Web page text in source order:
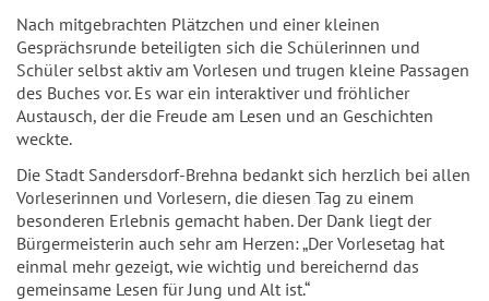
Nach mitgebrachten Plätzchen und einer kleinen
Gesprächsrunde beteiligten sich die Schülerinnen und
Schüler selbst aktiv am Vorlesen und trugen kleine Passagen
des Buches vor. Es war ein interaktiver und fröhlicher
Austausch, der die Freude am Lesen und an Geschichten
weckte.
Die Stadt Sandersdorf-Brehna bedankt sich herzlich bei allen
Vorleserinnen und Vorlesern, die diesen Tag zu einem
besonderen Erlebnis gemacht haben. Der Dank liegt der
Bürgermeisterin auch sehr am Herzen: „Der Vorlesetag hat
einmal mehr gezeigt, wie wichtig und bereichernd das
gemeinsame Lesen für Jung und Alt ist.“